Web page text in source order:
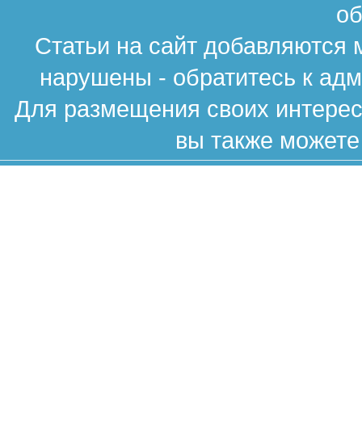
Статьи на сайт
нарушены - обратитесь к
Для размещения своих
вы также